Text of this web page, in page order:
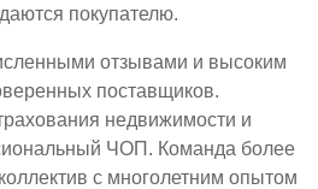
покупателю.
отзывами и высоким
поставщиков.
недвижимости и
ЧОП. Команда более
с многолетним опытом